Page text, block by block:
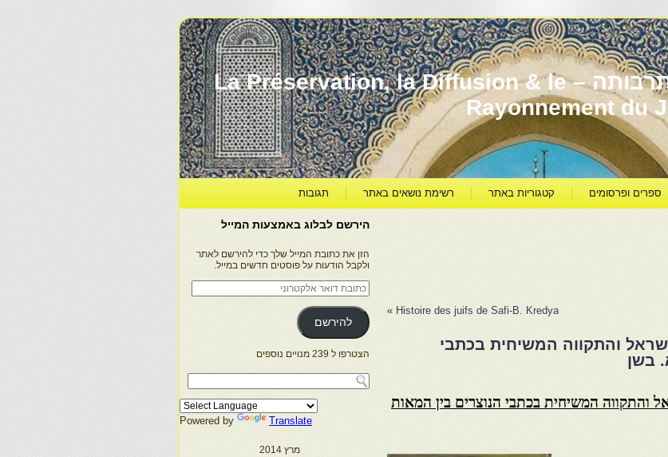
יהדות מרוקו עברה ותרבותה – La Préservation, la Diffusion & le
Rayonnement du
ספרים ופרסומים קטגוריות באתר רשימת נושאים באתר תגובות
Histoire des juifs de Safi-B. Kredya
»
והתקווה המשיחית בכתבי
בשן
והתקווה המשיחית בכתבי הנוצרים בין המאות
הירשם לבלוג באמצעות המייל
הזן את כתובת המייל שלך כדי להירשם לאתר
ולקבל הודעות על פוסטים חדשים במייל.
כתובת
דואר
אלקטרוני
להירשם
הצטרפו ל 239 מנויים נוספים
Powered by Translate
מרץ 2014